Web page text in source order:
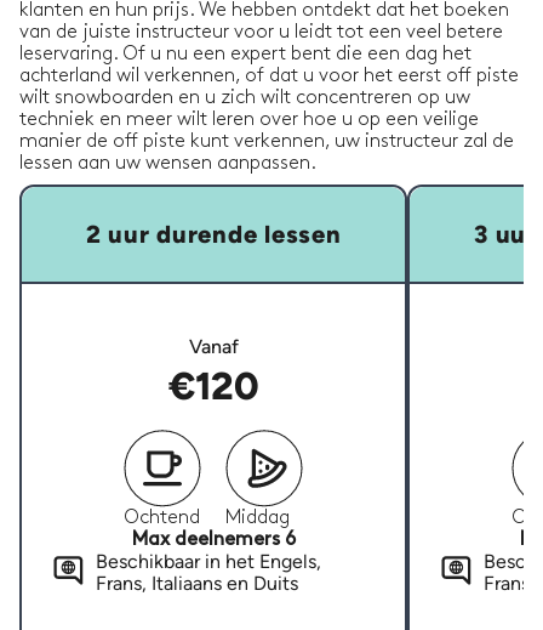
klanten en hun prijs. We hebben ontdekt dat het boeken
van de juiste instructeur voor u leidt tot een veel betere
leservaring. Of u nu een expert bent die een dag het
achterland wil verkennen, of dat u voor het eerst off piste
wilt snowboarden en u zich wilt concentreren op uw
techniek en meer wilt leren over hoe u op een veilige
manier de off piste kunt verkennen, uw instructeur zal de
lessen aan uw wensen aanpassen.
2 uur durende lessen
Vanaf
€120
Ochtend
Middag
Max deelnemers 6
Beschikbaar in het Engels,
Frans, Italiaans en Duits
3 uur
Frans,